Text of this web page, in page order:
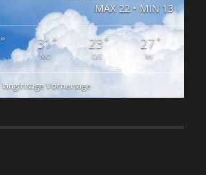
MAX 22 • MIN 13
° 31°
MO
23°
DIE
27°
MI
langfristige Vorhersage